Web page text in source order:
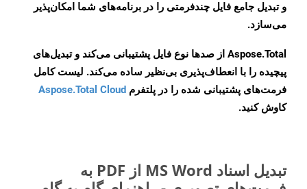
و تبدیل جامع فایل چندفرمتی را در برنامه‌های شما امکان‌پذیر
می‌سازد.
Aspose.Total از صدها نوع فایل پشتیبانی می‌کند و تبدیل‌های
پیچیده را با انعطاف‌پذیری بی‌نظیر ساده می‌کند. لیست کامل
فرمت‌های پشتیبانی شده را در پلتفرم Aspose.Total Cloud
کاوش کنید.
تبدیل اسناد MS Word از PDF به